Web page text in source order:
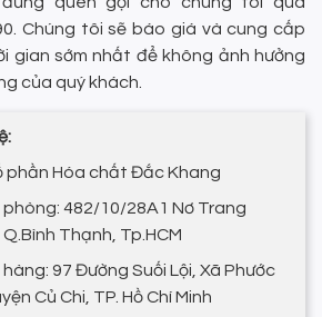
Chúng tôi sẽ báo giá và cung cấp
gian sớm nhất để không ảnh hưởng
của quý khách.
phần Hóa chất Đắc Khang
482/10/28A1 Nơ Trang
Thạnh, Tp.HCM
97 Đường Suối Lội, Xã Phước
Củ Chi, TP. Hồ Chí Minh